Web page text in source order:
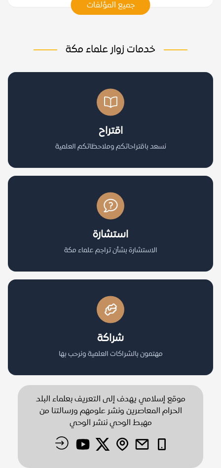
جميع المؤلفات
خدمات زوار علماء مكة
اقتراح
نسعد باقتراحاتكم وملاحظاتكم العلمية
استشارة
الاستشارة بشأن تراجم علماء مكة
شراكة
مهتمون بالشراكات العلمية ونرحب بها
موقع إسلامي يهدف إلى التعريف بعلماء البلد
الحرام المعاصرين ونشر علومهم ورسالتنا من
مهبط الوحي ننشر الوحي